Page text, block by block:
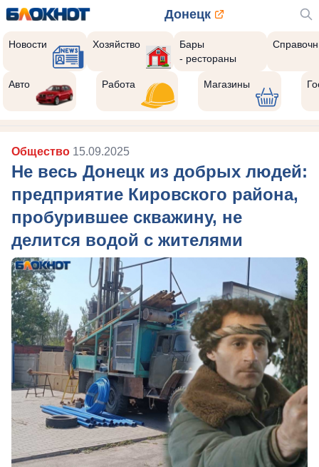
Донецк
Новости Хозяйство
Бары
- рестораны
Авто Работа Магазины
Общество 15.09.2025
Не весь Донецк из добрых людей:
предприятие Кировского района,
пробурившее скважину, не
делится водой с жителями